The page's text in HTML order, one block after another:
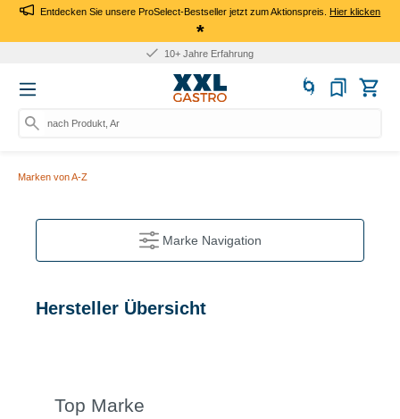
Entdecken Sie unsere ProSelect-Bestseller jetzt zum Aktionspreis.Hier klicken
*
10+ Jahre Erfahrung
nach Produkt, Art.-Nr.,
Marken von A-Z
Marke Navigation
Hersteller Übersicht
Top Marke